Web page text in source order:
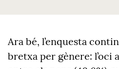
Ara bé, l’enquesta
bretxa per gènere: l’oci